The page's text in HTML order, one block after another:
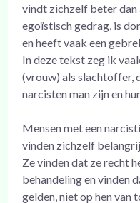
vindt zichzelf beter
egoïstisch gedrag, is
en heeft vaak een
In deze tekst zeg ik
(vrouw) als slachtoffer,
narcisten man zijn en
Mensen met een
vinden zichzelf
Ze vinden dat ze recht
behandeling en vinden
gelden, niet op hen van